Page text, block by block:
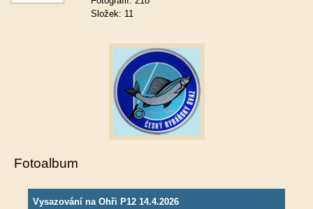
Složek: 11
Fotoalbum
Vysazování na Ohři P12 14.4.2026